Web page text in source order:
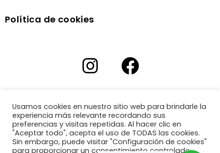
Política de cookies
Usamos cookies en nuestro sitio web para brindarle la
experiencia más relevante recordando sus
preferencias y visitas repetidas. Al hacer clic en
"Aceptar todo", acepta el uso de TODAS las cookies.
Sin embargo, puede visitar "Configuración de cookies"
para proporcionar un consentimiento controlado.